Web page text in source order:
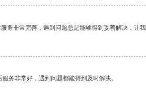
务非常完善，遇到问题总是能够得到妥善解决，让我
务非常好，遇到问题都能得到及时解决。